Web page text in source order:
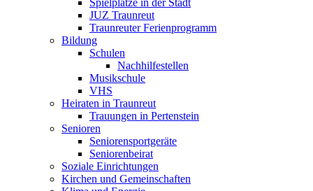
Spielplätze in der Stadt
JUZ Traunreut
Traunreuter Ferienprogramm
Bildung
Schulen
Nachhilfestellen
Musikschule
VHS
Heiraten in Traunreut
Trauungen in Pertenstein
Senioren
Seniorensportgeräte
Seniorenbeirat
Soziale Einrichtungen
Kirchen und Gemeinschaften